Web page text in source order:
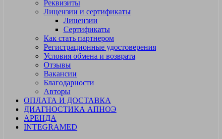
Реквизиты
Лицензии и сертификаты
Лицензии
Сертификаты
Как стать партнером
Регистрационные удостоверения
Условия обмена и возврата
Отзывы
Вакансии
Благодарности
Авторы
ОПЛАТА И ДОСТАВКА
ДИАГНОСТИКА АПНОЭ
АРЕНДА
INTEGRAMED